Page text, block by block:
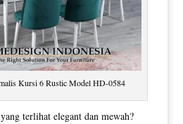
Kursi 6 Rustic Model HD-0584
terlihat elegant dan mewah?